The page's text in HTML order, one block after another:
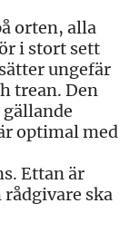
orten, alla
i stort sett
ungefär
trean. Den
optimal med
Ettan är
ska